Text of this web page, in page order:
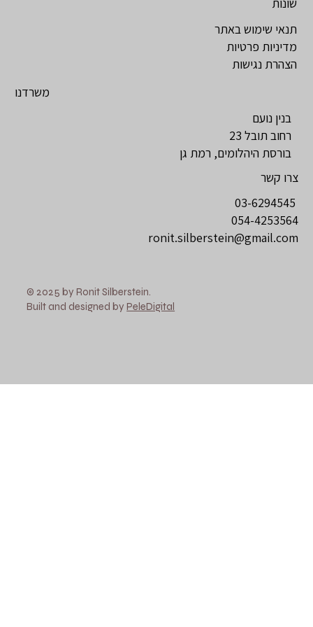
תנאי שימוש באתר
מדיניות פרטיות
הצהרת נגישות
משרדנו
בנין נועם
רחוב תובל 23
בורסת היהלומים, רמת גן
צרו קשר
054-4253564
ronit.silberstein@gmail.com
© 2025 by Ronit Silberstein.
Built and designed by PeleDigital